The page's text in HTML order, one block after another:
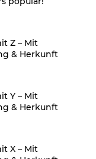
Z – Mit
& Herkunft
Y – Mit
& Herkunft
X – Mit